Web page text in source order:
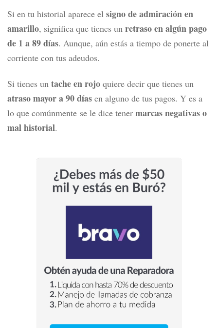
Si en tu historial aparece el signo de admiración en
amarillo, significa que tienes un retraso en algún pago
de 1 a 89 días. Aunque, aún estás a tiempo de ponerte al
corriente con tus adeudos.
Si tienes un tache en rojo quiere decir que tienes un
atraso mayor a 90 días en alguno de tus pagos. Y es a
lo que comúnmente se le dice tener marcas negativas o
mal historial.